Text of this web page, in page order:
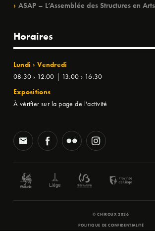
ASAP – L’Assemblée des Structures en
Horaires
Lundi › Vendredi
08:30 › 12:00 | 13:00 › 16:30
Expositions
À vérifier sur la page de l'activité
© CHIROUX 2026
POLITIQUE DE CONFIDENTIALITÉ